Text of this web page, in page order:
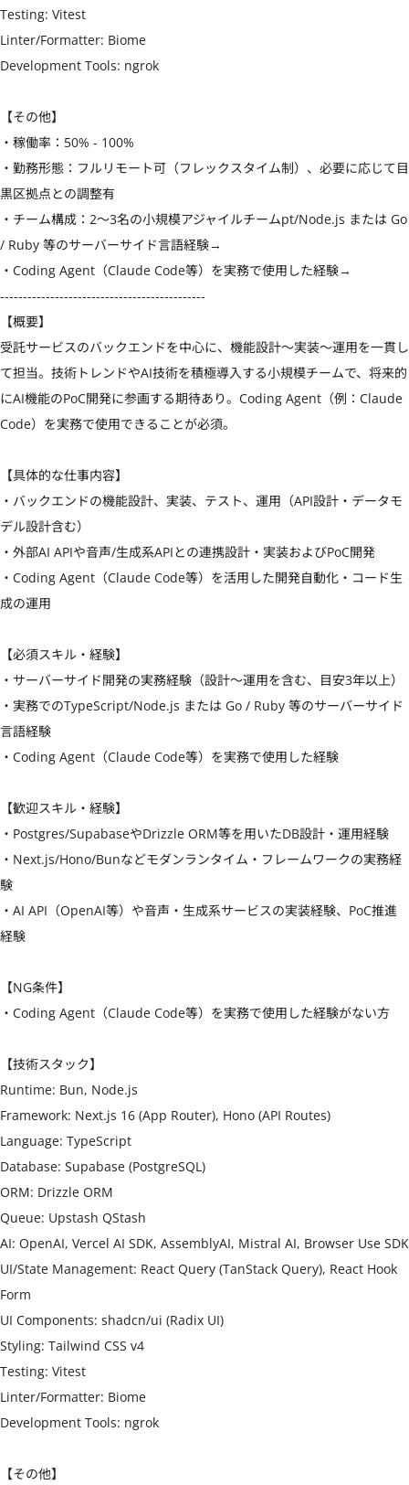
Testing: Vitest
Linter/Formatter: Biome
Development Tools: ngrok
【その他】
・稼働率：50% - 100%
・勤務形態：フルリモート可（フレックスタイム制）、必要に応じて目
黒区拠点との調整有
・チーム構成：2〜3名の小規模アジャイルチームpt/Node.js または Go
/ Ruby 等のサーバーサイド言語経験→
・Coding Agent（Claude Code等）を実務で使用した経験→
---------------------------------------------
【概要】
受託サービスのバックエンドを中心に、機能設計〜実装〜運用を一貫し
て担当。技術トレンドやAI技術を積極導入する小規模チームで、将来的
にAI機能のPoC開発に参画する期待あり。Coding Agent（例：Claude
Code）を実務で使用できることが必須。
【具体的な仕事内容】
・バックエンドの機能設計、実装、テスト、運用（API設計・データモ
デル設計含む）
・外部AI APIや音声/生成系APIとの連携設計・実装およびPoC開発
・Coding Agent（Claude Code等）を活用した開発自動化・コード生
成の運用
【必須スキル・経験】
・サーバーサイド開発の実務経験（設計〜運用を含む、目安3年以上）
・実務でのTypeScript/Node.js または Go / Ruby 等のサーバーサイド
言語経験
・Coding Agent（Claude Code等）を実務で使用した経験
【歓迎スキル・経験】
・Postgres/SupabaseやDrizzle ORM等を用いたDB設計・運用経験
・Next.js/Hono/Bunなどモダンランタイム・フレームワークの実務経
験
・AI API（OpenAI等）や音声・生成系サービスの実装経験、PoC推進
経験
【NG条件】
・Coding Agent（Claude Code等）を実務で使用した経験がない方
【技術スタック】
Runtime: Bun, Node.js
Framework: Next.js 16 (App Router), Hono (API Routes)
Language: TypeScript
Database: Supabase (PostgreSQL)
ORM: Drizzle ORM
Queue: Upstash QStash
AI: OpenAI, Vercel AI SDK, AssemblyAI, Mistral AI, Browser Use SDK
UI/State Management: React Query (TanStack Query), React Hook
Form
UI Components: shadcn/ui (Radix UI)
Styling: Tailwind CSS v4
Testing: Vitest
Linter/Formatter: Biome
Development Tools: ngrok
【その他】